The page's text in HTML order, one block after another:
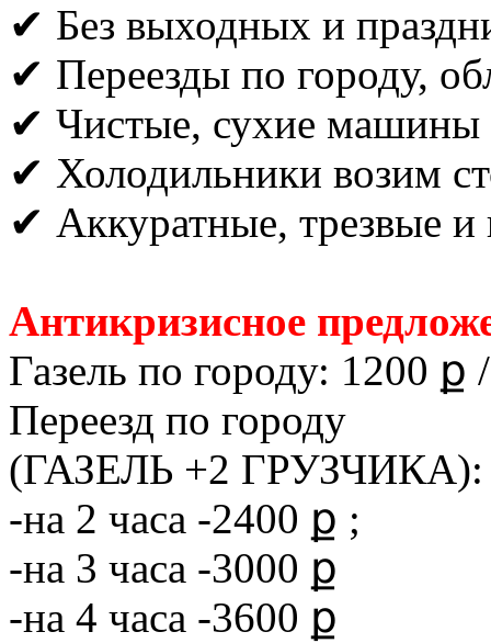
✔ Без выходных и
✔ Переезды по городу,
✔ Чистые, сухие машины
✔ Холодильники возим
✔ Аккуратные, трезвые и
Антикризисное
Газель по городу: 1200 ք
Переезд по городу
(ГАЗЕЛЬ +2 ГРУЗЧИКА):
-на 2 часа -2400 ք ;
-на 3 часа -3000 ք
-на 4 часа -3600 ք